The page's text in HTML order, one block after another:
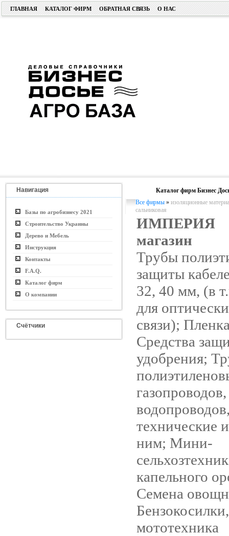
ГЛАВНАЯ КАТАЛОГ ФИРМ ОБРАТНАЯ СВЯЗЬ О НАС
Навигация
Базы по агробизнесу 2021
Строительство Украины
Дерево и Мебель
Инструкция
Контакты
F.A.Q.
Каталог фирм
О компании
Счётчики
Каталог фирм Бизнес
Все фирмы » изоляционные
сальниковая
ИМПЕРИЯ
магазин
Трубы
защиты
32, 40 мм, (в
для
связи);
Средства
удобрения;
газопроводов,
технические
ним; Мини-
капельного
Семена
Бензокосилки,
мототехника